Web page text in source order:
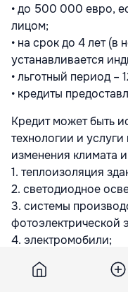
• до 500 000 евро,
лицом;
• на срок до 4 лет (в
устанавливается
• льготный период –
• кредиты
Кредит может быть
технологии и
изменения климата
1. теплоизоляция
2. светодиодное
3. системы
фотоэлектрической
4. электромобили;
6.